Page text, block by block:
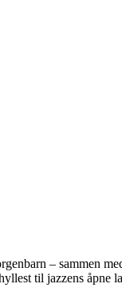
– sammen
til jazzens åpne